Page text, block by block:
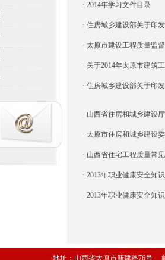
· 2014年学习文件目录
· 住房城乡建设部关于印
· 太原市建设工程质量监
· 关于2014年太原市建筑
· 住房城乡建设部关于印
· 山西省住房和城乡建设
· 太原市住房和城乡建设
· 山西省住宅工程质量常
· 2013年职业健康安全知
· 2013年职业健康安全知
地址：山西省太原市新建路76号